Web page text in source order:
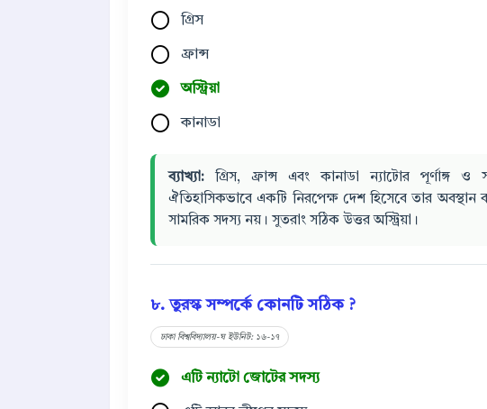
গ্রিস
ফ্রান্স
অস্ট্রিয়া
কানাডা
ব্যাখ্যা: গ্রিস, ফ্রান্স এবং কানাডা ন্যাটোর পূর্ণাঙ্গ ও
ঐতিহাসিকভাবে একটি নিরপেক্ষ দেশ হিসেবে তার
সামরিক সদস্য নয়। সুতরাং সঠিক উত্তর অস্ট্রিয়া।
৮. তুরস্ক সম্পর্কে কোনটি সঠিক ?
ঢাকা বিশ্ববিদ্যালয়-ঘ ইউনিট: ১৬-১৭
এটি ন্যাটো জোটের সদস্য